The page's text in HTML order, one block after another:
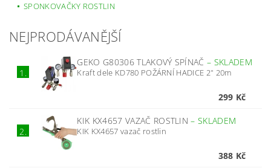
SPONKOVAČKY ROSTLIN
NEJPRODÁVANĚJŠÍ
1.
GEKO G80306 TLAKOVÝ SPÍNAČ– SKLADEM
Kraft dele KD780 POŽÁRNÍ HADICE 2" 20m
299 Kč
2.
KIK KX4657 VAZAČ ROSTLIN–SKLADEM
KIK KX4657 vazač rostlin
388 Kč